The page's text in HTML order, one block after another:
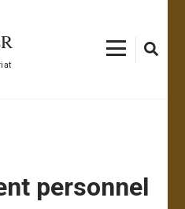
personnel